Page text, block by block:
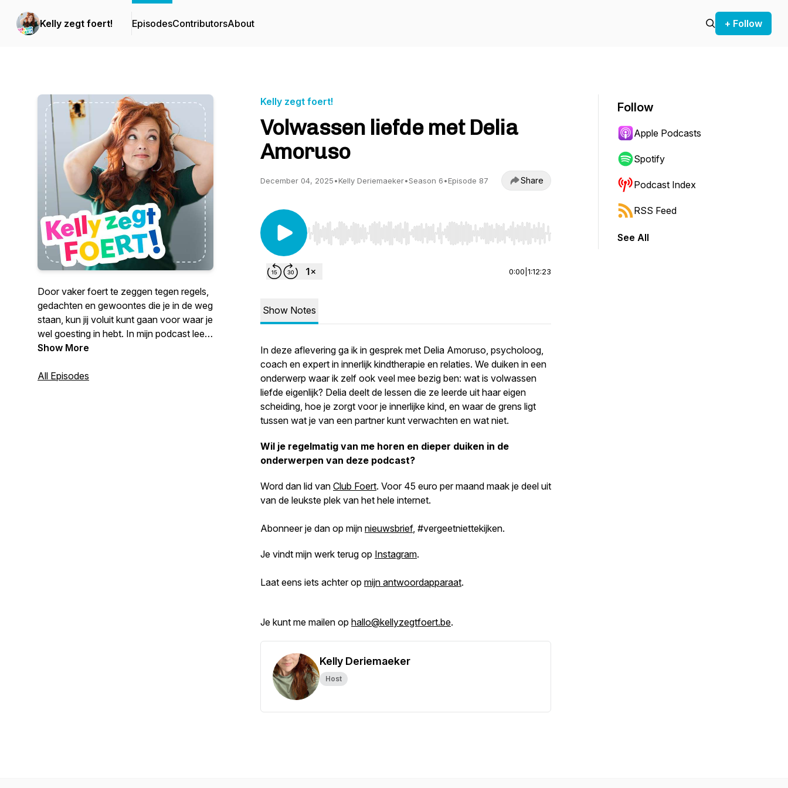
Kelly zegt foert! EpisodesContributorsAbout + Follow
Door vaker foert te zeggen tegen regels,
gedachten en gewoontes die je in de weg
staan, kun jij voluit kunt gaan voor waar je
wel goesting in hebt. In mijn podcast leer
ik je opnieuw kijken en vol overtuiging
Show More
All Episodes
Kelly zegt foert!
Volwassen liefde met Delia
Amoruso
December 04, 2025•Kelly Deriemaeker•Season 6•Episode 87 Share
Use Left/Right to seek, Home/End to jump to start or end. Hold shift to jump forward or backward.
0:00 1:12:23
Show Notes
In deze aflevering ga ik in gesprek met Delia Amoruso, psycholoog,
coach en expert in innerlijk kindtherapie en relaties. We duiken in een
onderwerp waar ik zelf ook veel mee bezig ben: wat is volwassen
liefde eigenlijk? Delia deelt de lessen die ze leerde uit haar eigen
scheiding, hoe je zorgt voor je innerlijke kind, en waar de grens ligt
tussen wat je van een partner kunt verwachten en wat niet.
Wil je regelmatig van me horen en dieper duiken in de
onderwerpen van deze podcast?
Word dan lid van Club Foert. Voor 45 euro per maand maak je deel uit
van de leukste plek van het hele internet.
Abonneer je dan op mijn nieuwsbrief, #vergeetniettekijken.
Je vindt mijn werk terug op Instagram.
Laat eens iets achter op mijn antwoordapparaat.
Je kunt me mailen op hallo@kellyzegtfoert.be.
Kelly Deriemaeker
Host
Follow
Apple Podcasts
Spotify
Podcast Index
RSS Feed
See All